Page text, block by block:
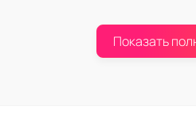
2DROIDA
Показать